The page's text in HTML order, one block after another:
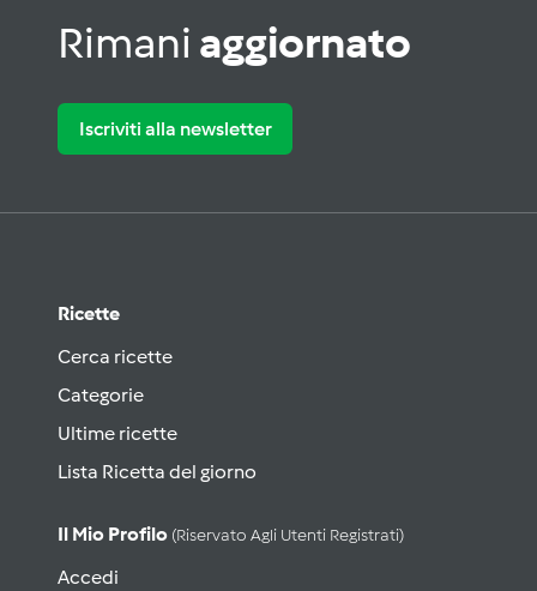
Rimani aggiornato
Iscriviti alla newsletter
Ricette
Cerca ricette
Categorie
Ultime ricette
Lista Ricetta del giorno
Il Mio Profilo (riservato Agli Utenti Registrati)
Accedi